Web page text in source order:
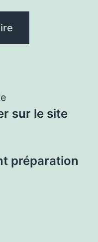
sur le site
préparation